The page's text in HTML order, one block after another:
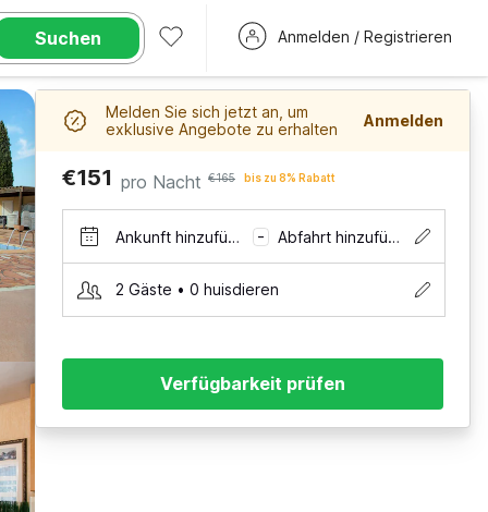
Suchen Anmelden / Registrieren
Melden Sie sich jetzt an, um
exklusive Angebote zu erhalten
Anmelden
€151 pro Nacht €165 bis zu 8% Rabatt
Ankunft hinzufügen – Abfahrt hinzufügen
2 Gäste • 0 huisdieren
Verfügbarkeit prüfen